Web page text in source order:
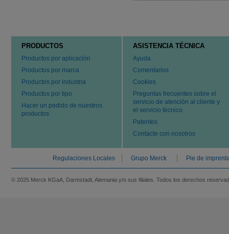
PRODUCTOS
Productos por aplicación
Productos por marca
Productos por industria
Productos por tipo
Hacer un pedido de nuestros
productos
ASISTENCIA TÉCNICA
Ayuda
Comentarios
Cookies
Preguntas frecuentes sobre el
servicio de atención al cliente y
el servicio técnico
Patentes
Contacte con nosotros
Regulaciones Locales Grupo Merck Pie de
© 2025 Merck KGaA, Darmstadt, Alemania y/o sus filiales. Todos los derechos